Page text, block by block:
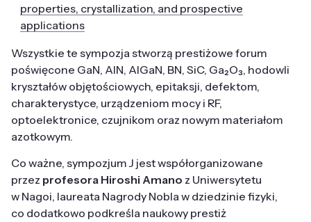
properties, crystallization, and prospective
applications
Wszystkie te sympozja stworzą prestiżowe forum
poświęcone GaN, AlN, AlGaN, BN, SiC, Ga₂O₃, hodowli
kryształów objętościowych, epitaksji, defektom,
charakterystyce, urządzeniom mocy i RF,
optoelektronice, czujnikom oraz nowym materiałom
azotkowym.
Co ważne, sympozjum J jest współorganizowane
przez profesora Hiroshi Amano z Uniwersytetu
w Nagoi, laureata Nagrody Nobla w dziedzinie fizyki,
co dodatkowo podkreśla naukowy prestiż